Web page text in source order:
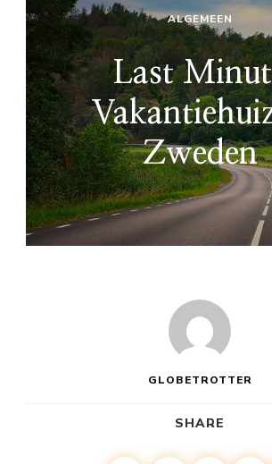
ALGEMEEN
Last
Zweden
GLOBETROTTER
SHARE